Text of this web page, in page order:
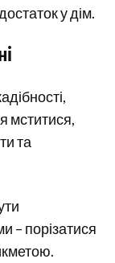
у дім.
мститися,
та
– порізатися